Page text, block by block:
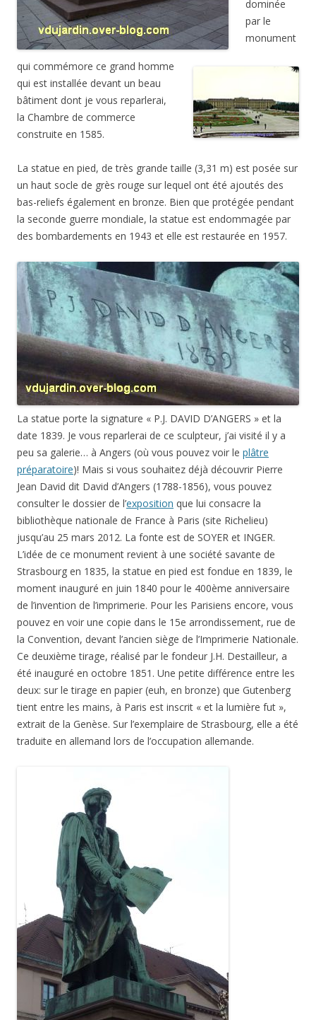
dominée
par le
monument
qui commémore ce grand homme
qui est installée devant un beau
bâtiment dont je vous reparlerai,
la Chambre de commerce
construite en 1585.
La statue en pied, de très grande taille (3,31 m) est posée sur
un haut socle de grès rouge sur lequel ont été ajoutés des
bas-reliefs également en bronze. Bien que protégée pendant
la seconde guerre mondiale, la statue est endommagée par
des bombardements en 1943 et elle est restaurée en 1957.
La statue porte la signature « P.J. DAVID D’ANGERS » et la
date 1839. Je vous reparlerai de ce sculpteur, j’ai visité il y a
peu sa galerie… à Angers (où vous pouvez voir le plâtre
préparatoire)! Mais si vous souhaitez déjà découvrir Pierre
Jean David dit David d’Angers (1788-1856), vous pouvez
consulter le dossier de l’exposition que lui consacre la
bibliothèque nationale de France à Paris (site Richelieu)
jusqu’au 25 mars 2012. La fonte est de SOYER et INGER.
L’idée de ce monument revient à une société savante de
Strasbourg en 1835, la statue en pied est fondue en 1839, le
moment inauguré en juin 1840 pour le 400ème anniversaire
de l’invention de l’imprimerie. Pour les Parisiens encore, vous
pouvez en voir une copie dans le 15e arrondissement, rue de
la Convention, devant l’ancien siège de l’Imprimerie Nationale.
Ce deuxième tirage, réalisé par le fondeur J.H. Destailleur, a
été inauguré en octobre 1851. Une petite différence entre les
deux: sur le tirage en papier (euh, en bronze) que Gutenberg
tient entre les mains, à Paris est inscrit « et la lumière fut »,
extrait de la Genèse. Sur l’exemplaire de Strasbourg, elle a été
traduite en allemand lors de l’occupation allemande.